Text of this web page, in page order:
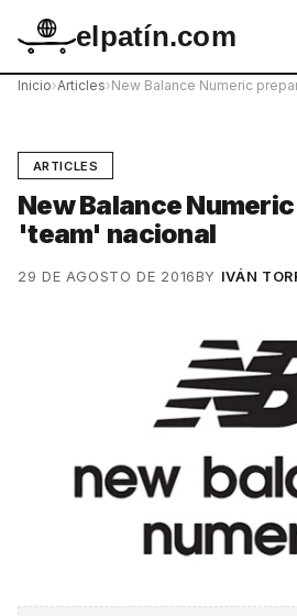
elpatín.com
Inicio›Articles›New Balance Numeric
ARTICLES
New Balance
'team' nacional
29 DE AGOSTO DE 2016BY IVÁN